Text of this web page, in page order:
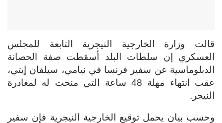
قالت وزارة الخارجية النيجرية التابعة للمجلس
العسكري إن سلطات البلد أسقطت صفة الحصانة
الدبلوماسية عن سفير فرنسا في نيامي، سيلفان إيتي،
عقب انتهاء مهلة 48 ساعة التي منحت له لمغادرة
النيجر.
وحسب بيان يحمل توقيع الخارجية النيجرية فإن سفير